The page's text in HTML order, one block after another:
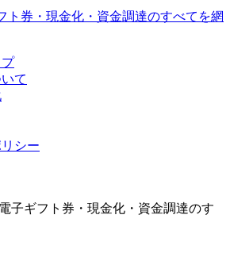
ト券・現金化・資金調達のすべてを網
て
シー
子ギフト券・現金化・資金調達のす